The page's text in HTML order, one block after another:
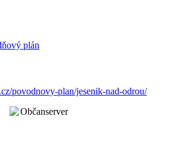
povodnovy-plan/jesenik-nad-odrou/